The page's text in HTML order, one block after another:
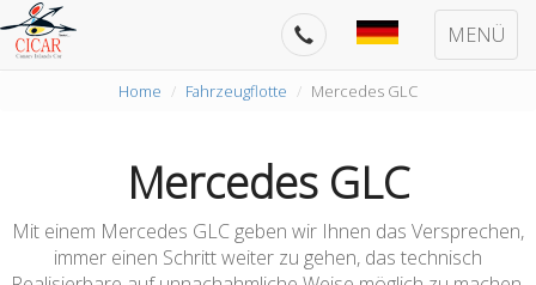
MENÜ
Home Fahrzeugflotte Mercedes GLC
Mercedes GLC
Mit einem Mercedes GLC geben wir Ihnen das Versprechen,
immer einen Schritt weiter zu gehen, das technisch